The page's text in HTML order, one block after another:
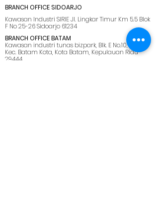
BRANCH OFFICE SIDOARJO
Kawasan Industri SIRIE Jl. Lingkar Timur Km 5.5 Blok
F No 25-26 Sidoarjo 61234
BRANCH OFFICE BATAM
Kawasan industri tunas bizpark, Blk. E No.10, Belian,
Kec. Batam Kota, Kota Batam, Kepulauan Riau
29444